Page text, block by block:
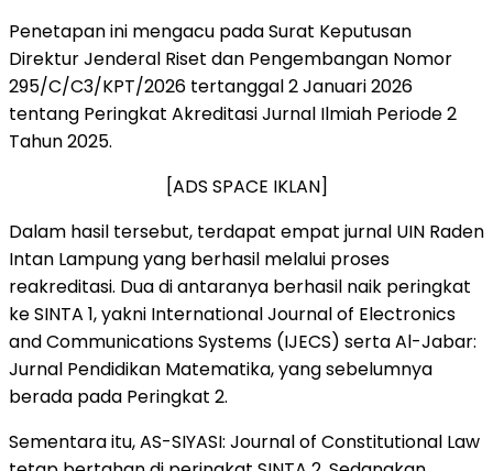
Penetapan ini mengacu pada Surat Keputusan
Direktur Jenderal Riset dan Pengembangan Nomor
295/C/C3/KPT/2026 tertanggal 2 Januari 2026
tentang Peringkat Akreditasi Jurnal Ilmiah Periode 2
Tahun 2025.
[ADS SPACE IKLAN]
Dalam hasil tersebut, terdapat empat jurnal UIN Raden
Intan Lampung yang berhasil melalui proses
reakreditasi. Dua di antaranya berhasil naik peringkat
ke SINTA 1, yakni International Journal of Electronics
and Communications Systems (IJECS) serta Al-Jabar:
Jurnal Pendidikan Matematika, yang sebelumnya
berada pada Peringkat 2.
Sementara itu, AS-SIYASI: Journal of Constitutional Law